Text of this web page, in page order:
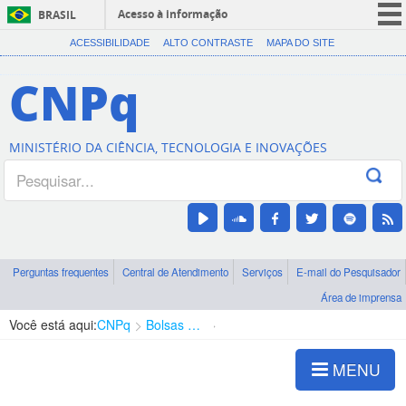
BRASIL
Acesso à informação
CORONAVÍRUS (COVID-19)
Canais
ACESSIBILIDADE ALTO CONTRASTE MAPA DO SITE
CNPq
MINISTÉRIO DA CIÊNCIA, TECNOLOGIA E INOVAÇÕES
Perguntas frequentes Central de Atendimento Serviços
E-mail do Pesquisador
Área de imprensa
Você está aqui:CNPq Bolsas e Auxílios Vigentes
MENU